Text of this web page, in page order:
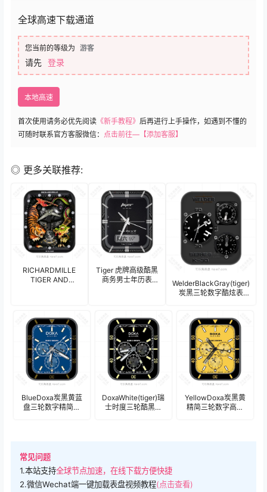
全球高速下载通道
您当前的等级为 游客
请先 登录
本地高速
首次使用请务必优先阅读 《新手教程》 后再进行上手操作，如遇到不懂的
可随时联系官方客服微信： 点击前往—【添加客服】
◎ 更多关联推荐:
RICHARDMILLE
TIGER AND
17201
Tiger 虎牌高级酷黑
商务男士年历表
WelderBlackGray(tiger)
炭黑三轮数字酷炫表
BlueDoxa炭黑黄蓝
盘三轮数字精简表
DoxaWhite(tiger)瑞
士时度三轮酷黑色
YellowDoxa炭黑黄
精简三轮数字高奢
常见问题
1.本站支持全球节点加速，在线下载方便快捷
2.微信Wechat端一键加载表盘视频教程(点击查看)